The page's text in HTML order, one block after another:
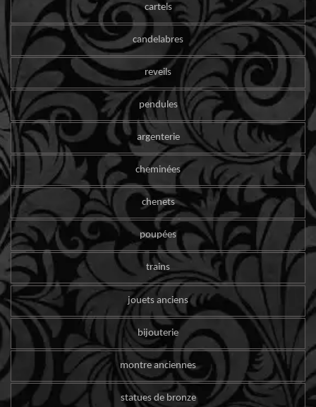
cartels
candelabres
reveils
pendules
argenterie
cheminées
chenets
poupées
trains
jouets anciens
bijouterie
montre anciennes
statues de bronze